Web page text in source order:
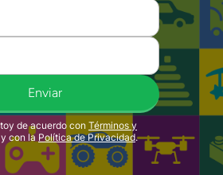
Enviar
de acuerdo conTérminos y
y con la Política de Privacidad.